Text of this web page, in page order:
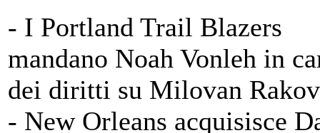
- I Portland Trail Blazers
mandano Noah Vonleh in
dei diritti su Milovan
- New Orleans acquisisce